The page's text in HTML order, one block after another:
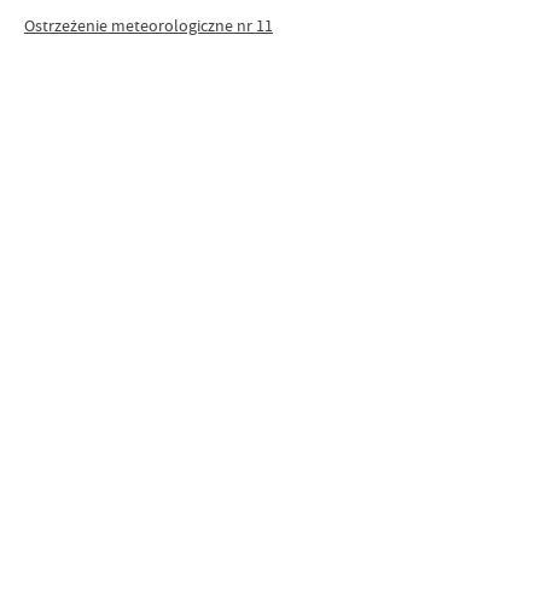
Ostrzeżenie meteorologiczne nr 11